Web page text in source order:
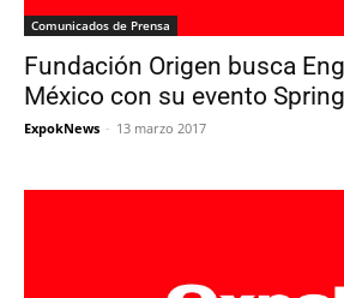
Comunicados de Prensa
Fundación Origen busca
México con su evento
ExpokNews - 13 marzo 2017